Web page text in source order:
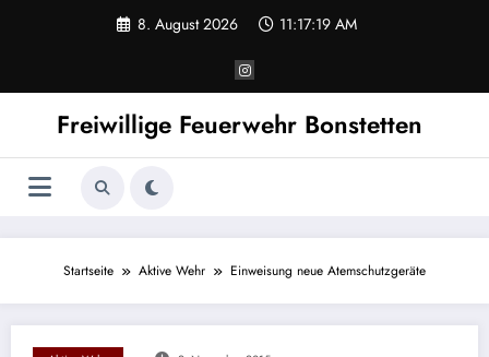
8. August 2026 11:17:19 AM
Freiwillige Feuerwehr Bonstetten
Startseite Aktive Wehr Einweisung neue Atemschutzgeräte